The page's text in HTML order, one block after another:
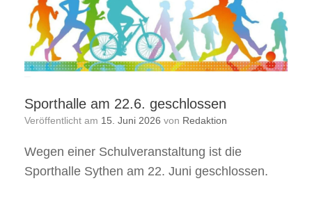
Sporthalle am 22.6. geschlossen
Veröffentlicht am 15. Juni 2026 von Redaktion
Wegen einer Schulveranstaltung ist die
Sporthalle Sythen am 22. Juni geschlossen.